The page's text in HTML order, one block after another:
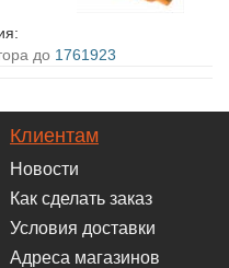
до 1761923
Клиентам
Новости
Как сделать заказ
Условия доставки
Адреса магазинов